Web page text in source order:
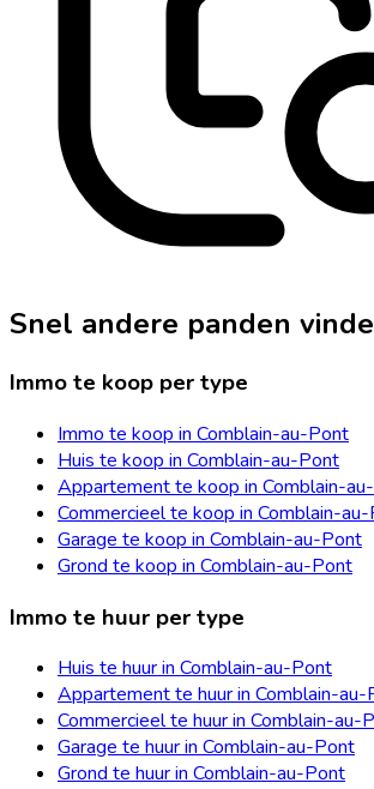
Snel andere panden
Immo te koop per type
Immo te koop in Comblain-au-Pont
Huis te koop in Comblain-au-Pont
Appartement te koop in Comblain-
Commercieel te koop in Comblain-
Garage te koop in Comblain-au-Pont
Grond te koop in Comblain-au-Pont
Immo te huur per type
Huis te huur in Comblain-au-Pont
Appartement te huur in Comblain-au-
Commercieel te huur in Comblain-au-
Garage te huur in Comblain-au-Pont
Grond te huur in Comblain-au-Pont